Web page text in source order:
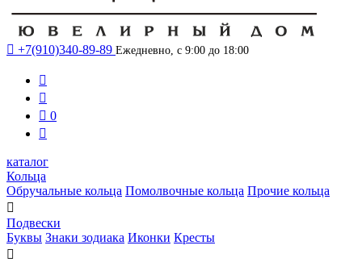
 +7(910)340-89-89 Ежедневно, с 9:00 до 18:00


 0

каталог
Кольца
Обручальные кольца Помолвочные кольца Прочие кольца

Подвески
Буквы Знаки зодиака Иконки Кресты
